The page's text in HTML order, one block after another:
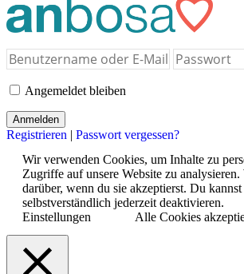
Angemeldet bleiben
Registrieren | Passwort vergessen?
Wir verwenden Cookies, um Inhalte zu
Zugriffe auf unsere Website zu
darüber, wenn du sie akzeptierst. Du
selbstverständlich jederzeit deaktivieren.
Einstellungen
Alle Cookies